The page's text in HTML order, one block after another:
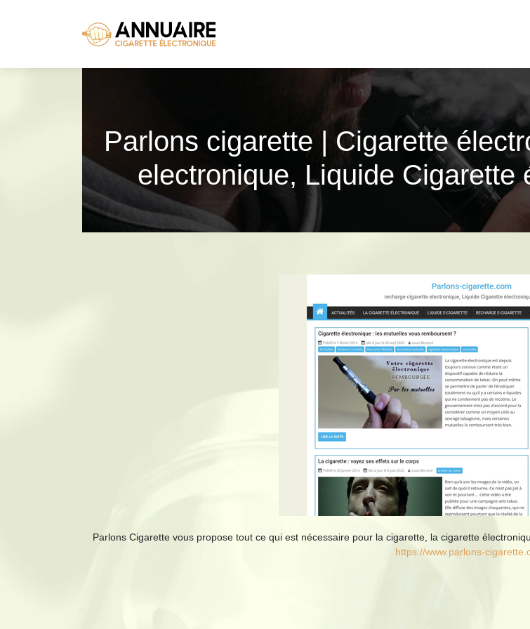
Parlons cigarette | Cigarette
electroni­que, Liquide Cigarette
Parlons Cigarette vous propose tout ce qui est nécessaire pour la cigarette, la cigarette
https://www.parlons-